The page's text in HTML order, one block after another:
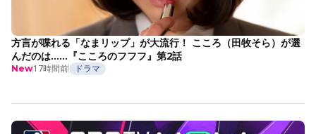
方言が喋れる「なまリップ」が大流行！ こころ（田牧そら）が選
んだのは……『こころのフフフ』第2話
New17時間前 ドラマ